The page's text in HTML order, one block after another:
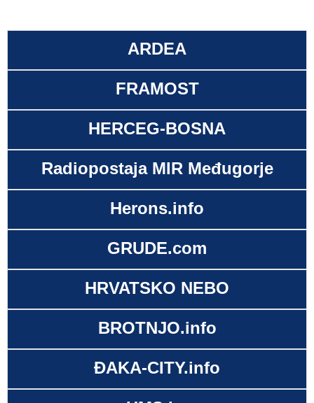
ARDEA
FRAMOST
HERCEG-BOSNA
Radiopostaja MIR Međugorje
Herons.info
GRUDE.com
HRVATSKO NEBO
BROTNJO.info
ĐAKA-CITY.info